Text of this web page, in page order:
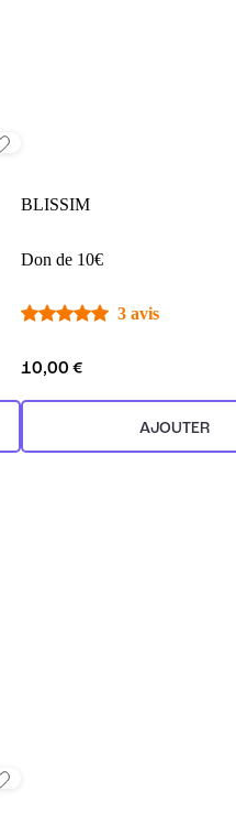
BLISSIM
Don de 10€
3 avis
10,00 €
AJOUTER